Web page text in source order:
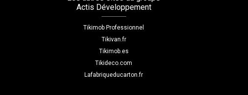
Actis Développement
Tikimob Professionnel
Tikivan.fr
Tikimob.es
Tikideco.com
Lafabriqueducarton.fr